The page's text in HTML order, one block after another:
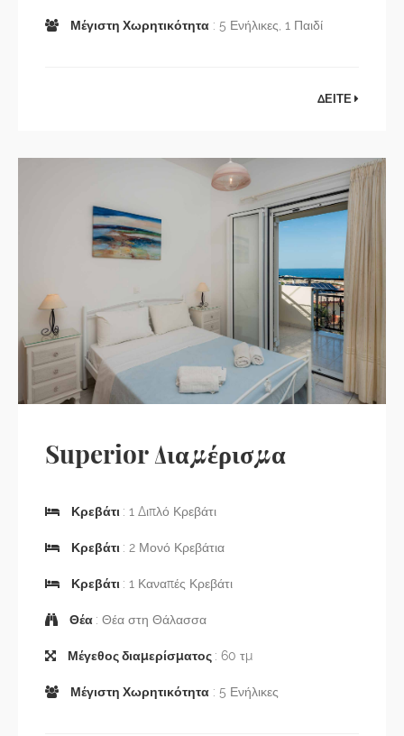
Μέγιστη Χωρητικότητα : 5 Ενήλικες, 1 Παιδί
ΔΕΙΤΕ
Superior Διαμέρισμα
Κρεβάτι : 1 Διπλό Κρεβάτι
Κρεβάτι : 2 Μονό Κρεβάτια
Κρεβάτι : 1 Καναπές Κρεβάτι
Θέα : Θέα στη Θάλασσα
Μέγεθος διαμερίσματος : 60 τμ
Μέγιστη Χωρητικότητα : 5 Ενήλικες